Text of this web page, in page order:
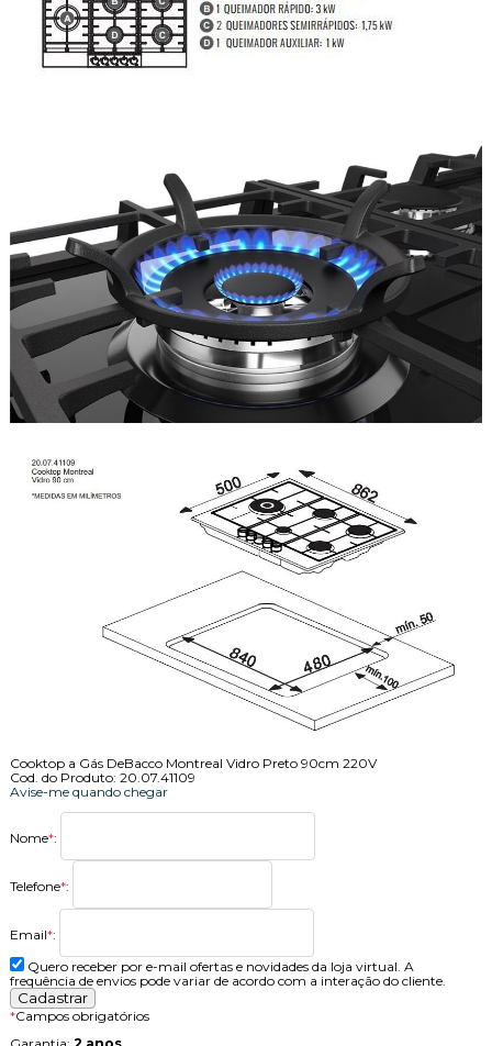
Cooktop a Gás DeBacco Montreal Vidro Preto 90cm 220V
Cod. do Produto: 20.07.41109
Avise-me quando chegar
Nome*:
Telefone*:
Email*:
Quero receber por e-mail ofertas e novidades da loja virtual. A
frequência de envios pode variar de acordo com a interação do cliente.
*Campos obrigatórios